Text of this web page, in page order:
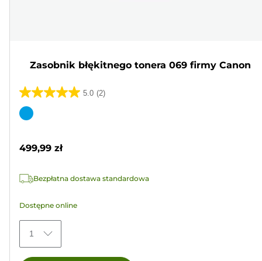
Zasobnik błękitnego tonera 069 firmy Canon
5.0 (2)
5.0
na
2
Wkład
499,99 zł
Bezpłatna dostawa standardowa
Dostępne online
1